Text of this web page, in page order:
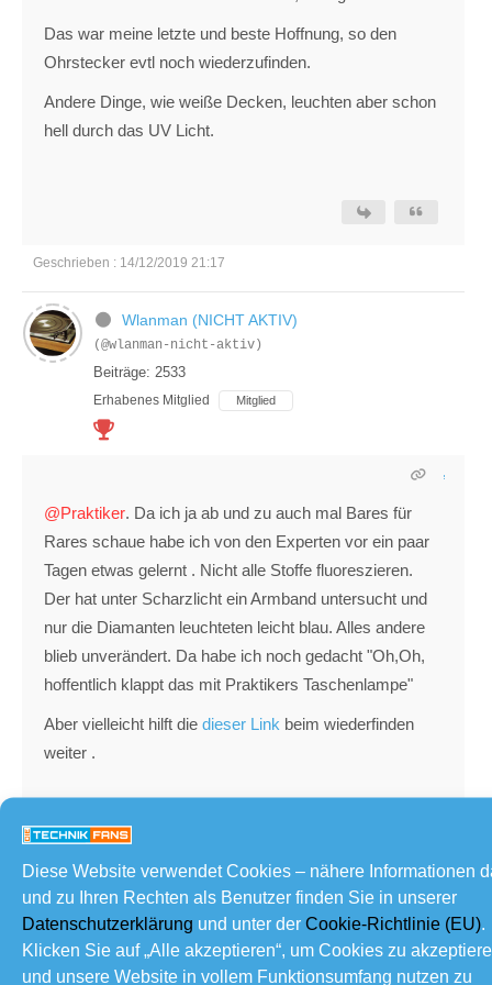
Diese Website verwendet Cookies – nähere Informationen
und zu Ihren Rechten als Benutzer finden Sie in unserer
Datenschutzerklärung und unter der Cookie-Richtlinie (EU).
Klicken Sie auf „Alle akzeptieren“, um Cookies zu
und unsere Website in vollem Funktionsumfang nutzen zu
Das war meine letzte und beste Hoffnung, so den
Ohrstecker evtl noch wiederzufinden.
Andere Dinge, wie weiße Decken, leuchten aber schon
hell durch das UV Licht.
Geschrieben : 14/12/2019 21:17
Wlanman (NICHT AKTIV)
(@wlanman-nicht-aktiv)
Beiträge: 2533
Erhabenes Mitglied Mitglied
@Praktiker. Da ich ja ab und zu auch mal Bares für
Rares schaue habe ich von den Experten vor ein paar
Tagen etwas gelernt . Nicht alle Stoffe fluoreszieren.
Der hat unter Scharzlicht ein Armband untersucht und
nur die Diamanten leuchteten leicht blau. Alles andere
blieb unverändert. Da habe ich noch gedacht "Oh,Oh,
hoffentlich klappt das mit Praktikers Taschenlampe"
Aber vielleicht hilft die dieser Link beim wiederfinden
weiter .
Elektronik funktioniert mit Rauch. Denn wenn der Rauch
Geschrieben : 14/12/2019 22:38